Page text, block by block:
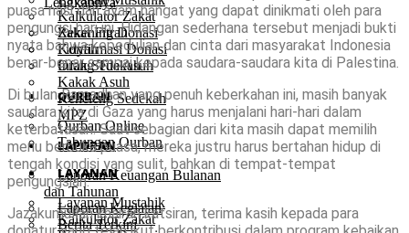
Kalkulator Zakat
Rekening Donasi
Konfirmasi Donasi
Orang Tua Asuh
Kakak Asuh
Kencleng Sedekah
MPZ
LAPORAN
Laporan Keuangan Bulanan
dan Tahunan
Laporan Kegiatan
Berita Terkini
Zakat Fitrah
Fidyah
Infak Sedekah
QURBAN
Qurban Online
Tabungan Qurban
LAYANAN
Layanan Mustahik
Kalkulator Zakat
puasa nasi dan ayam hangat yang dapat dinikmati oleh para
pengungsi hari ini. Hidangan sederhana tersebut menjadi bukti
nyata bahwa kepedulian dan cinta dari masyarakat Indonesia
benar-benar sampai kepada saudara-saudara kita di Palestina.
Di bulan Ramadhan yang penuh keberkahan ini, masih banyak
saudara kita di Gaza yang harus menjalani hari-hari dalam
keterbatasan. Saat sebagian dari kita masih dapat memilih
menu berbuka puasa, mereka justru harus bertahan hidup di
tengah kondisi yang sulit, bahkan di tempat-tempat
pengungsian.
Jazakumullah khairan katsiran, terima kasih kepada para